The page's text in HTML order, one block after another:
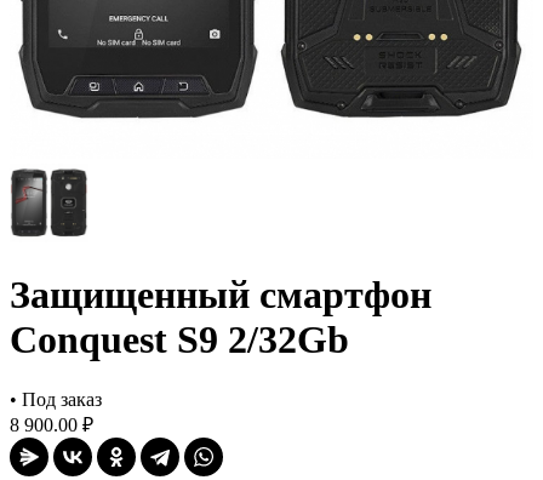
Защищенный смартфон
Conquest S9 2/32Gb
• Под заказ
8 900.00 ₽